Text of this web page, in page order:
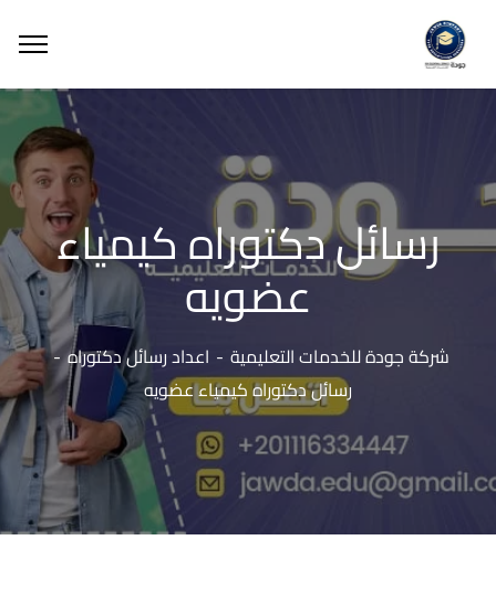
رسائل دكتوراه كيمياء
عضويه
شركة جودة للخدمات التعليمية
اعداد رسائل دكتوراه
رسائل دكتوراه كيمياء عضويه